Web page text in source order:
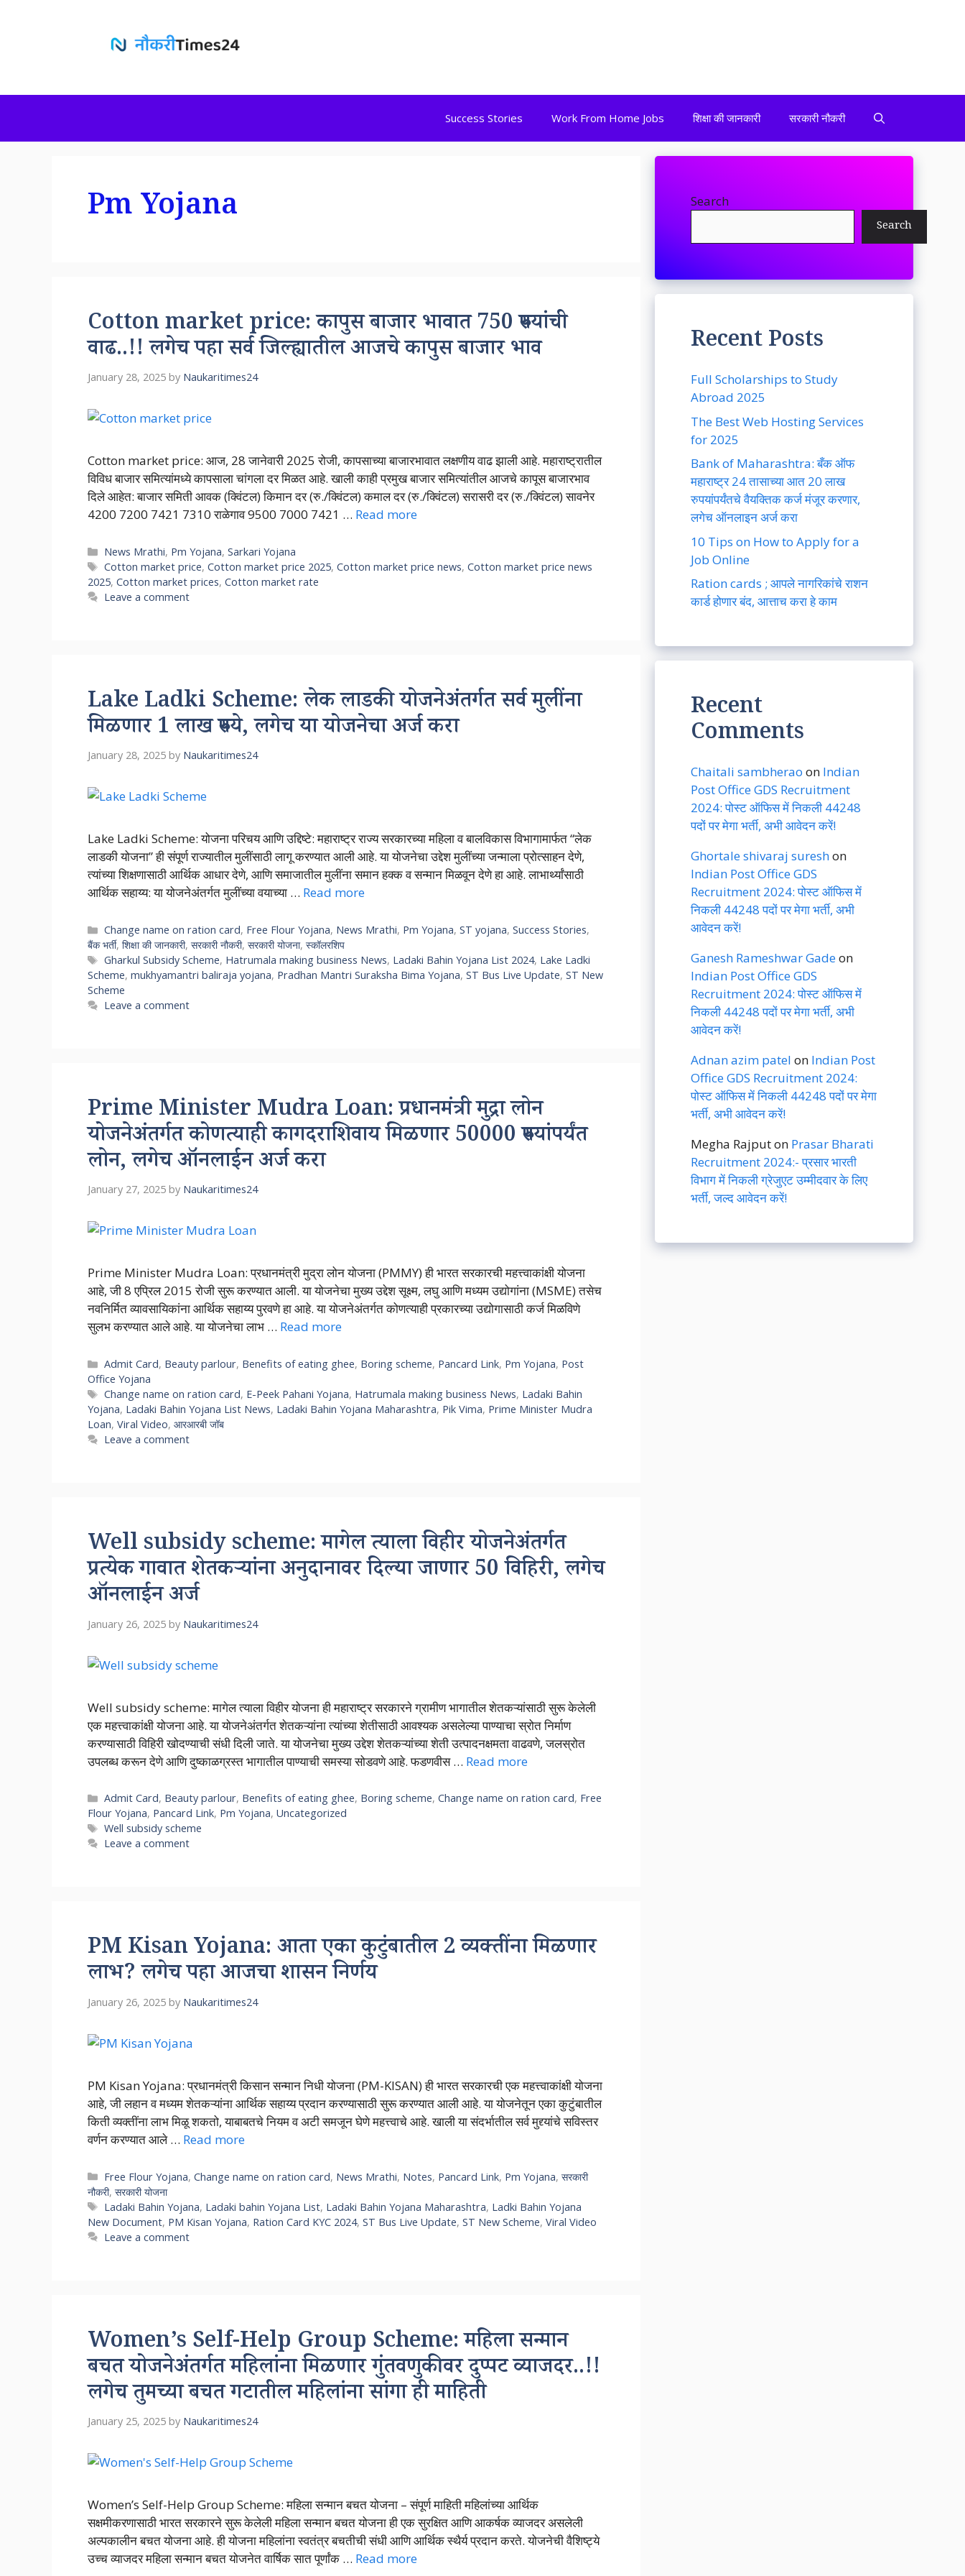
Success Stories Work From Home Jobs शिक्षा की जानकारी सरकारी नौकरी
Pm Yojana
Cotton market price: कापुस बाजार भावात 750 रुपयांची
वाढ..!! लगेच पहा सर्व जिल्ह्यातील आजचे कापुस बाजार भाव
January 28, 2025 by Naukaritimes24
Cotton market price: आज, 28 जानेवारी 2025 रोजी, कापसाच्या बाजारभावात लक्षणीय वाढ झाली आहे. महाराष्ट्रातील
विविध बाजार समित्यांमध्ये कापसाला चांगला दर मिळत आहे. खाली काही प्रमुख बाजार समित्यांतील आजचे कापूस बाजारभाव
दिले आहेत: बाजार समिती आवक (क्विंटल) किमान दर (रु./क्विंटल) कमाल दर (रु./क्विंटल) सरासरी दर (रु./क्विंटल) सावनेर
4200 7200 7421 7310 राळेगाव 9500 7000 7421 … Read more
Categories
News Mrathi, Pm Yojana,Sarkari Yojana
Tags
Cotton market price,Cotton market price 2025,Cotton market price news,Cotton market price news
2025, Cotton market prices, Cotton market rate
Leave a comment
Lake Ladki Scheme: लेक लाडकी योजनेअंतर्गत सर्व मुलींना
मिळणार 1 लाख रुपये, लगेच या योजनेचा अर्ज करा
January 28, 2025 by Naukaritimes24
Lake Ladki Scheme: योजना परिचय आणि उद्दिष्टे: महाराष्ट्र राज्य सरकारच्या महिला व बालविकास विभागामार्फत “लेक
लाडकी योजना” ही संपूर्ण राज्यातील मुलींसाठी लागू करण्यात आली आहे. या योजनेचा उद्देश मुलींच्या जन्माला प्रोत्साहन देणे,
त्यांच्या शिक्षणासाठी आर्थिक आधार देणे, आणि समाजातील मुलींना समान हक्क व सन्मान मिळवून देणे हा आहे. लाभार्थ्यांसाठी
आर्थिक सहाय्य: या योजनेअंतर्गत मुलींच्या वयाच्या … Read more
Categories
Change name on ration card, Free Flour Yojana, News Mrathi, Pm Yojana,ST yojana,Success Stories,
बैंक भर्ती, शिक्षा की जानकारी, सरकारी नौकरी, सरकारी योजना, स्कॉलरशिप
Tags
Gharkul Subsidy Scheme, Hatrumala making business News, Ladaki Bahin Yojana List 2024, Lake Ladki
Scheme, mukhyamantri baliraja yojana, Pradhan Mantri Suraksha Bima Yojana, ST Bus Live Update, ST New
Scheme
Leave a comment
Prime Minister Mudra Loan: प्रधानमंत्री मुद्रा लोन
योजनेअंतर्गत कोणत्याही कागदराशिवाय मिळणार 50000 रुपयांपर्यंत
लोन, लगेच ऑनलाईन अर्ज करा
January 27, 2025 by Naukaritimes24
Prime Minister Mudra Loan: प्रधानमंत्री मुद्रा लोन योजना (PMMY) ही भारत सरकारची महत्त्वाकांक्षी योजना
आहे, जी 8 एप्रिल 2015 रोजी सुरू करण्यात आली. या योजनेचा मुख्य उद्देश सूक्ष्म, लघु आणि मध्यम उद्योगांना (MSME) तसेच
नवनिर्मित व्यावसायिकांना आर्थिक सहाय्य पुरवणे हा आहे. या योजनेअंतर्गत कोणत्याही प्रकारच्या उद्योगासाठी कर्ज मिळविणे
सुलभ करण्यात आले आहे. या योजनेचा लाभ … Read more
Categories
Admit Card, Beauty parlour, Benefits of eating ghee, Boring scheme, Pancard Link, Pm Yojana, Post
Office Yojana
Tags
Change name on ration card, E-Peek Pahani Yojana, Hatrumala making business News, Ladaki Bahin
Yojana, Ladaki Bahin Yojana List News, Ladaki Bahin Yojana Maharashtra, Pik Vima, Prime Minister Mudra
Loan, Viral Video, आरआरबी जॉब
Leave a comment
Well subsidy scheme: मागेल त्याला विहीर योजनेअंतर्गत
प्रत्येक गावात शेतकऱ्यांना अनुदानावर दिल्या जाणार 50 विहिरी, लगेच
ऑनलाईन अर्ज
January 26, 2025 by Naukaritimes24
Well subsidy scheme: मागेल त्याला विहीर योजना ही महाराष्ट्र सरकारने ग्रामीण भागातील शेतकऱ्यांसाठी सुरू केलेली
एक महत्त्वाकांक्षी योजना आहे. या योजनेअंतर्गत शेतकऱ्यांना त्यांच्या शेतीसाठी आवश्यक असलेल्या पाण्याचा स्रोत निर्माण
करण्यासाठी विहिरी खोदण्याची संधी दिली जाते. या योजनेचा मुख्य उद्देश शेतकऱ्यांच्या शेती उत्पादनक्षमता वाढवणे, जलस्रोत
उपलब्ध करून देणे आणि दुष्काळग्रस्त भागातील पाण्याची समस्या सोडवणे आहे. फडणवीस … Read more
Categories
Admit Card, Beauty parlour, Benefits of eating ghee, Boring scheme,Change name on ration card, Free
Flour Yojana, Pancard Link, Pm Yojana, Uncategorized
Tags
Well subsidy scheme
Leave a comment
PM Kisan Yojana: आता एका कुटुंबातील 2 व्यक्तींना मिळणार
लाभ? लगेच पहा आजचा शासन निर्णय
January 26, 2025 by Naukaritimes24
PM Kisan Yojana: प्रधानमंत्री किसान सन्मान निधी योजना (PM-KISAN) ही भारत सरकारची एक महत्त्वाकांक्षी योजना
आहे, जी लहान व मध्यम शेतकऱ्यांना आर्थिक सहाय्य प्रदान करण्यासाठी सुरू करण्यात आली आहे. या योजनेतून एका कुटुंबातील
किती व्यक्तींना लाभ मिळू शकतो, याबाबतचे नियम व अटी समजून घेणे महत्त्वाचे आहे. खाली या संदर्भातील सर्व मुद्द्यांचे सविस्तर
वर्णन करण्यात आले … Read more
Categories
Free Flour Yojana,Change name on ration card, News Mrathi, Notes, Pancard Link, Pm Yojana,सरकारी
नौकरी, सरकारी योजना
Tags
Ladaki Bahin Yojana, Ladaki bahin Yojana List, Ladaki Bahin Yojana Maharashtra, Ladki Bahin Yojana
New Document, PM Kisan Yojana, Ration Card KYC 2024, ST Bus Live Update, ST New Scheme, Viral Video
Leave a comment
Women’s Self-Help Group Scheme: महिला सन्मान
बचत योजनेअंतर्गत महिलांना मिळणार गुंतवणुकीवर दुप्पट व्याजदर..!!
लगेच तुमच्या बचत गटातील महिलांना सांगा ही माहिती
January 25, 2025 by Naukaritimes24
Women’s Self-Help Group Scheme: महिला सन्मान बचत योजना – संपूर्ण माहिती महिलांच्या आर्थिक
सक्षमीकरणासाठी भारत सरकारने सुरू केलेली महिला सन्मान बचत योजना ही एक सुरक्षित आणि आकर्षक व्याजदर असलेली
अल्पकालीन बचत योजना आहे. ही योजना महिलांना स्वतंत्र बचतीची संधी आणि आर्थिक स्थैर्य प्रदान करते. योजनेची वैशिष्ट्ये
उच्च व्याजदर महिला सन्मान बचत योजनेत वार्षिक सात पूर्णांक … Read more
Search
Search
Recent Posts
Full Scholarships to Study
Abroad 2025
The Best Web Hosting Services
for 2025
Bank of Maharashtra: बँक ऑफ
महाराष्ट्र 24 तासाच्या आत 20 लाख
रुपयांपर्यंतचे वैयक्तिक कर्ज मंजूर करणार,
लगेच ऑनलाइन अर्ज करा
10 Tips on How to Apply for a
Job Online
Ration cards ; आपले नागरिकांचे राशन
कार्ड होणार बंद, आत्ताच करा हे काम
Recent
Comments
Chaitali sambherao on Indian
Post Office GDS Recruitment
2024: पोस्ट ऑफिस में निकली 44248
पदों पर मेगा भर्ती, अभी आवेदन करें!
Ghortale shivaraj sureshon
Indian Post Office GDS
Recruitment 2024: पोस्ट ऑफिस में
निकली 44248 पदों पर मेगा भर्ती, अभी
आवेदन करें!
Ganesh Rameshwar Gadeon
Indian Post Office GDS
Recruitment 2024: पोस्ट ऑफिस में
निकली 44248 पदों पर मेगा भर्ती, अभी
आवेदन करें!
Adnan azim patel on Indian Post
Office GDS Recruitment 2024:
पोस्ट ऑफिस में निकली 44248 पदों पर मेगा
भर्ती, अभी आवेदन करें!
Megha Rajputon Prasar Bharati
Recruitment 2024:- प्रसार भारती
विभाग में निकली ग्रेजुएट उम्मीदवार के लिए
भर्ती, जल्द आवेदन करें!